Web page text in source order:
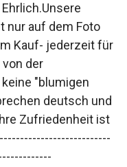
nur auf dem Foto
Kauf- jederzeit für
von der
"blumigen
deutsch und
Zufriedenheit ist